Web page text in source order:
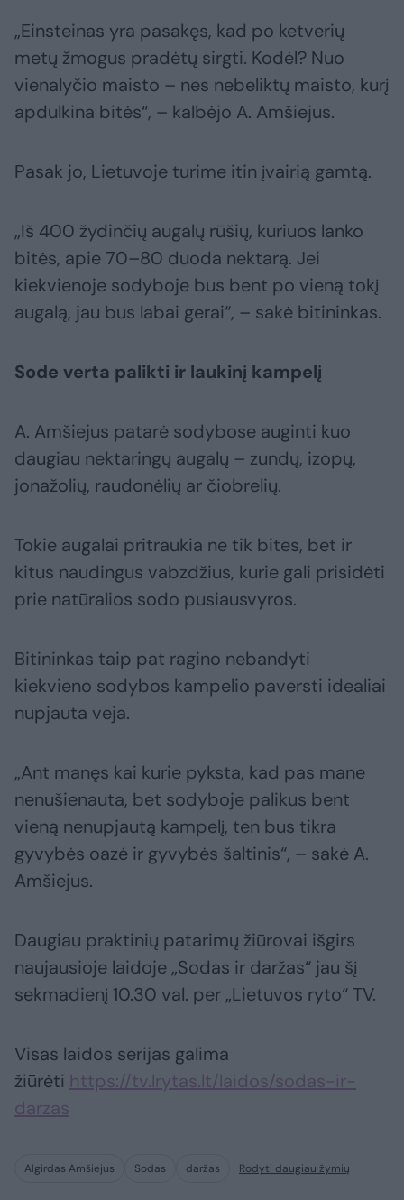
„Einsteinas yra pasakęs, kad po ketverių
metų žmogus pradėtų sirgti. Kodėl? Nuo
vienalyčio maisto – nes nebeliktų maisto, kurį
apdulkina bitės“, – kalbėjo A. Amšiejus.
Pasak jo, Lietuvoje turime itin įvairią gamtą.
„Iš 400 žydinčių augalų rūšių, kuriuos lanko
bitės, apie 70–80 duoda nektarą. Jei
kiekvienoje sodyboje bus bent po vieną tokį
augalą, jau bus labai gerai“, – sakė bitininkas.
Sode verta palikti ir laukinį kampelį
A. Amšiejus patarė sodybose auginti kuo
daugiau nektaringų augalų – zundų, izopų,
jonažolių, raudonėlių ar čiobrelių.
Tokie augalai pritraukia ne tik bites, bet ir
kitus naudingus vabzdžius, kurie gali prisidėti
prie natūralios sodo pusiausvyros.
Bitininkas taip pat ragino nebandyti
kiekvieno sodybos kampelio paversti idealiai
nupjauta veja.
„Ant manęs kai kurie pyksta, kad pas mane
nenušienauta, bet sodyboje palikus bent
vieną nenupjautą kampelį, ten bus tikra
gyvybės oazė ir gyvybės šaltinis“, – sakė A.
Amšiejus.
Daugiau praktinių patarimų žiūrovai išgirs
naujausioje laidoje „Sodas ir daržas“ jau šį
sekmadienį 10.30 val. per „Lietuvos ryto“ TV.
Visas laidos serijas galima
žiūrėti https://tv.lrytas.lt/laidos/sodas-ir-
darzas
Algirdas Amšiejus Sodas daržas Rodyti daugiau žymių